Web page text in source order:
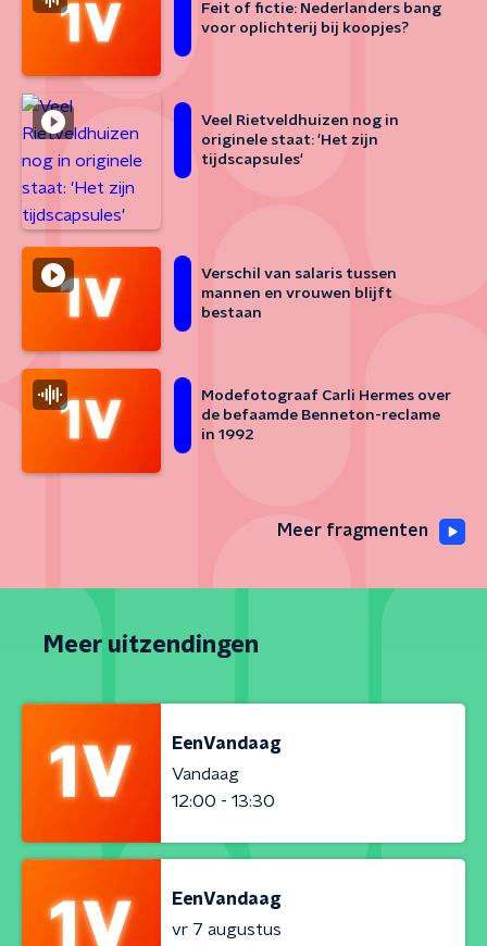
Feit of fictie: Nederlanders bang
voor oplichterij bij koopjes?
Veel Rietveldhuizen nog in
originele staat: 'Het zijn
tijdscapsules'
Verschil van salaris tussen
mannen en vrouwen blijft
bestaan
Modefotograaf Carli Hermes over
de befaamde Benneton-reclame
in 1992
Meer fragmenten
Meer uitzendingen
EenVandaag
Vandaag
12:00 - 13:30
EenVandaag
vr 7 augustus